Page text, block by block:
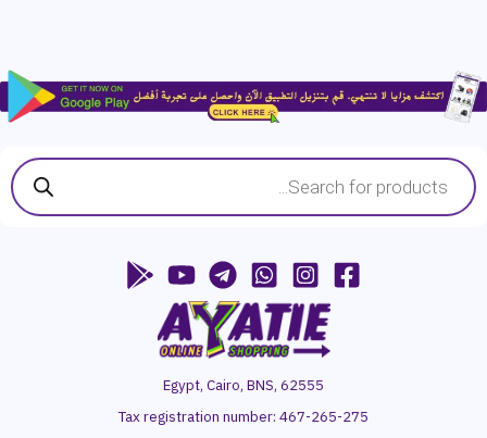
Products
search
Egypt, Cairo, BNS, 62555
Tax registration number: 467-265-275